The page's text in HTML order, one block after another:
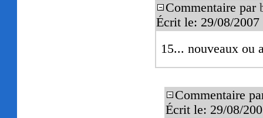
Commentaire par
Écrit le: 29/08/2007
15... nouveaux ou
Commentaire
Écrit le: 29/08/